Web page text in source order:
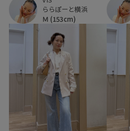
ららぽーと横浜
Ｍ (153cm)